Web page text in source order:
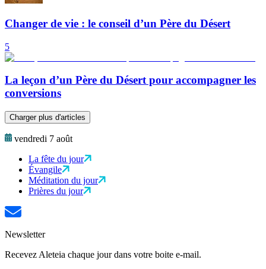
Changer de vie : le conseil d’un Père du Désert
5
La leçon d’un Père du Désert pour accompagner les
conversions
Charger plus d'articles
vendredi 7 août
La fête du jour
Évangile
Méditation du jour
Prières du jour
Newsletter
Recevez Aleteia chaque jour dans votre boite e-mail.